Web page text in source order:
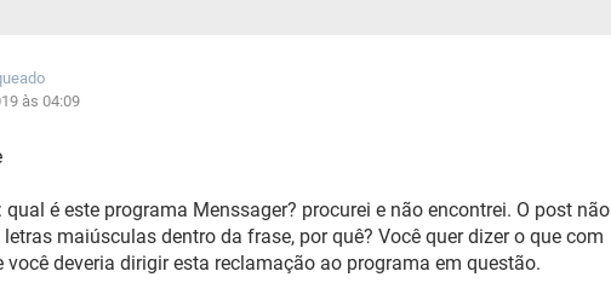
às 04:09
é este programa Menssager? procurei e não encontrei. O post não
maiúsculas dentro da frase, por quê? Você quer dizer o que com
você deveria dirigir esta reclamação ao programa em questão.